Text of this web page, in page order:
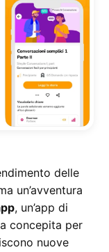
delle
un’avventura
, un’app di
concepita per
nuove